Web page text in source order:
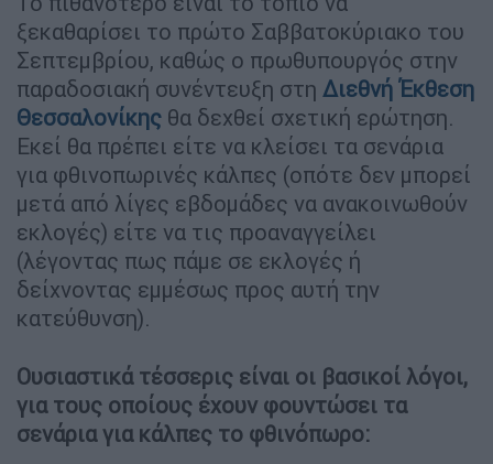
ξεκαθαρίσει το πρώτο Σαββατοκύριακο του
Σεπτεμβρίου, καθώς ο πρωθυπουργός στην
παραδοσιακή συνέντευξη στη Διεθνή Έκθεση
Θεσσαλονίκης θα δεχθεί σχετική ερώτηση.
Εκεί θα πρέπει είτε να κλείσει τα σενάρια
για φθινοπωρινές κάλπες (οπότε δεν μπορεί
μετά από λίγες εβδομάδες να ανακοινωθούν
εκλογές) είτε να τις προαναγγείλει
(λέγοντας πως πάμε σε εκλογές ή
δείχνοντας εμμέσως προς αυτή την
κατεύθυνση).
Ουσιαστικά τέσσερις είναι οι βασικοί λόγοι,
για τους οποίους έχουν φουντώσει τα
σενάρια για κάλπες το φθινόπωρο: